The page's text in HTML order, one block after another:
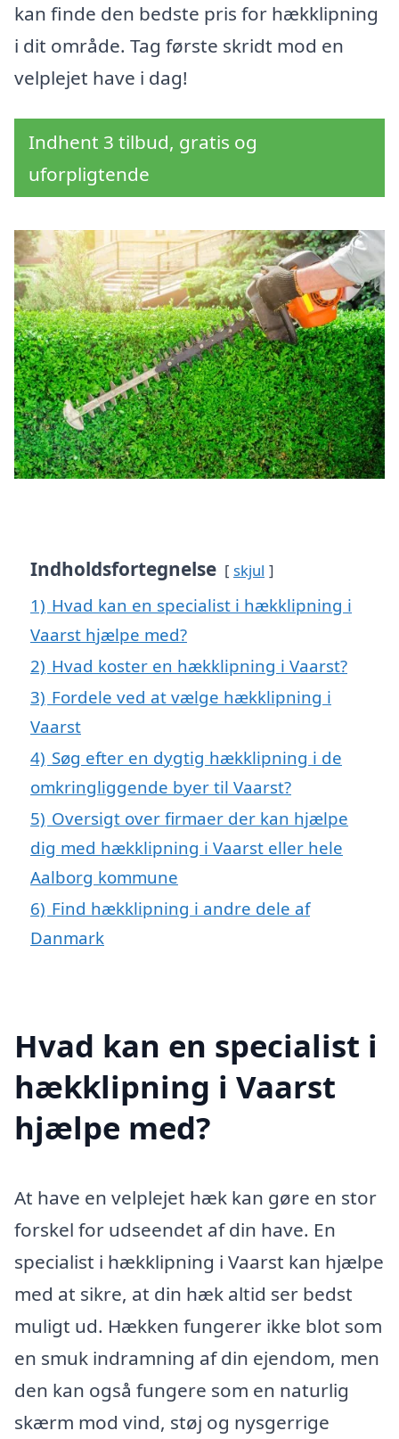
kan finde den bedste pris for hækklipning
i dit område. Tag første skridt mod en
velplejet have i dag!
Indhent 3 tilbud, gratis og
uforpligtende
Indholdsfortegnelse skjul
1) Hvad kan en specialist i hækklipning i
Vaarst hjælpe med?
2) Hvad koster en hækklipning i Vaarst?
3) Fordele ved at vælge hækklipning i
Vaarst
4) Søg efter en dygtig hækklipning i de
omkringliggende byer til Vaarst?
5) Oversigt over firmaer der kan hjælpe
dig med hækklipning i Vaarst eller hele
Aalborg kommune
6) Find hækklipning i andre dele af
Danmark
Hvad kan en specialist i
hækklipning i Vaarst
hjælpe med?
At have en velplejet hæk kan gøre en stor
forskel for udseendet af din have. En
specialist i hækklipning i Vaarst kan hjælpe
med at sikre, at din hæk altid ser bedst
muligt ud. Hækken fungerer ikke blot som
en smuk indramning af din ejendom, men
den kan også fungere som en naturlig
skærm mod vind, støj og nysgerrige